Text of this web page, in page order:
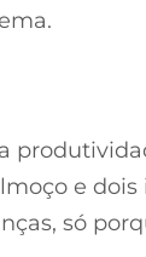
e
só